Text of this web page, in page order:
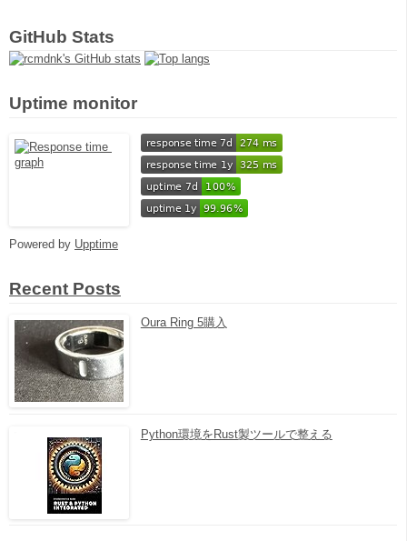
GitHub Stats
Uptime monitor
Powered by Upptime
Recent Posts
Oura Ring 5購入
Python環境をRust製ツールで整える